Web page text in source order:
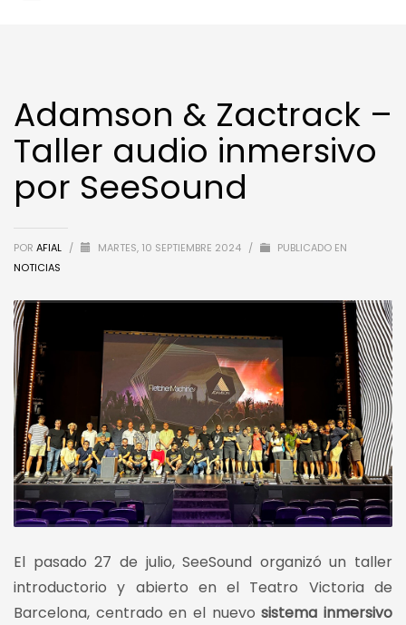
Adamson & Zactrack –
Taller audio inmersivo
por SeeSound
POR AFIAL / MARTES, 10 SEPTIEMBRE 2024 /
PUBLICADO EN
NOTICIAS
El pasado 27 de julio, SeeSound organizó un taller
introductorio y abierto en el Teatro Victoria de
Barcelona, centrado en el nuevosistema inmersivo